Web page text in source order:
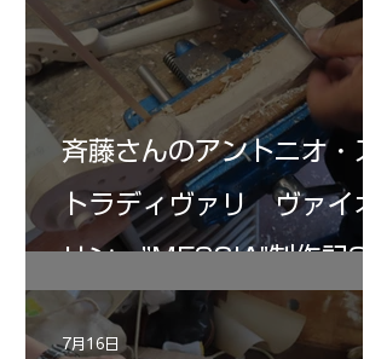
斉藤さんのアントニオ・ス
トラディヴァリ ヴァイオ
リン ”MESSIA"制作記32
7月16日